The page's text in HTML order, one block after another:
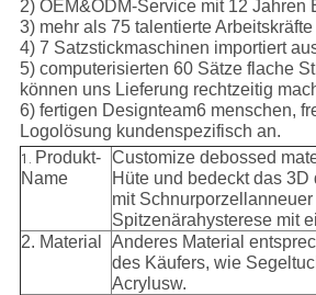
2) OEM&ODM-Service mit 12 Jahren
3) mehr als 75 talentierte
4) 7 Satzstickmaschinen importiert
5) computerisierten 60 Sätze flache
können uns Lieferung rechtzeitig
6) fertigen Designteam6 menschen,
Logolösung kundenspezifisch an.
1. Produkt-
Name
Customize debossed
Hüte und bedeckt das 3D
mit Schnurporzellanneuer
Spitzenärahysterese mit
2. Material
Anderes Material
des Käufers, wie
Acrylusw.